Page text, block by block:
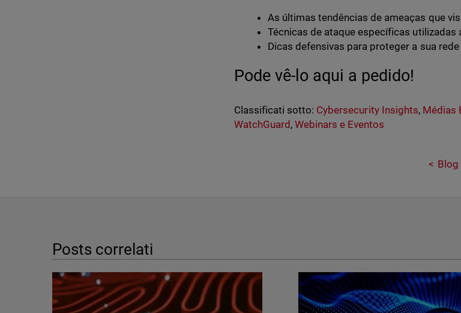
As últimas tendências de ameaças que
Técnicas de ataque específicas utilizadas
Dicas defensivas para proteger a sua rede
Pode vê-lo aqui a pedido!
Classificati sotto: Cybersecurity Insights, Médias
WatchGuard ,Webinars e Eventos
Blog
Posts correlati